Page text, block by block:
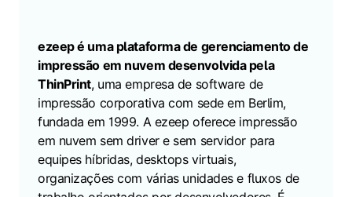
ezeep é uma plataforma de gerenciamento de
impressão em nuvem desenvolvida pela
ThinPrint, uma empresa de software de
impressão corporativa com sede em Berlim,
fundada em 1999. A ezeep oferece impressão
em nuvem sem driver e sem servidor para
equipes híbridas, desktops virtuais,
organizações com várias unidades e fluxos de